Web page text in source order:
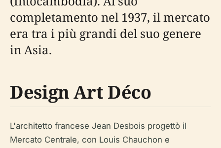
completamento nel 1937, il mercato
era tra i più grandi del suo genere
in Asia.
Design Art Déco
L'architetto francese Jean Desbois progettò il
Mercato Centrale, con Louis Chauchon e